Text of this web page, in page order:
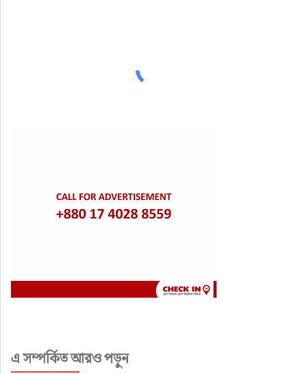
এ সম্পর্কিত আরও পড়ুন